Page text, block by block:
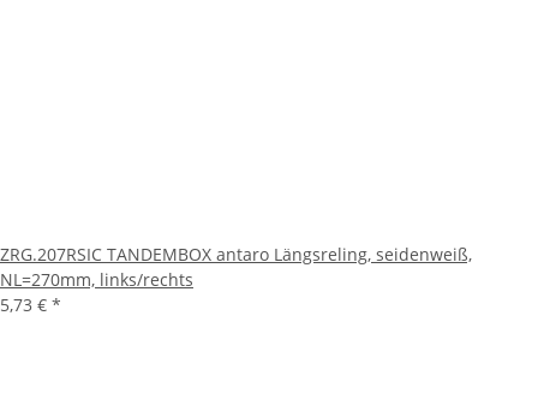
ZRG.207RSIC TANDEMBOX antaro Längsreling, seidenweiß,
NL=270mm, links/rechts
5,73 € *